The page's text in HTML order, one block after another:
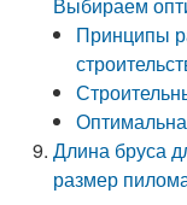
Принципы
Длина бруса
размер